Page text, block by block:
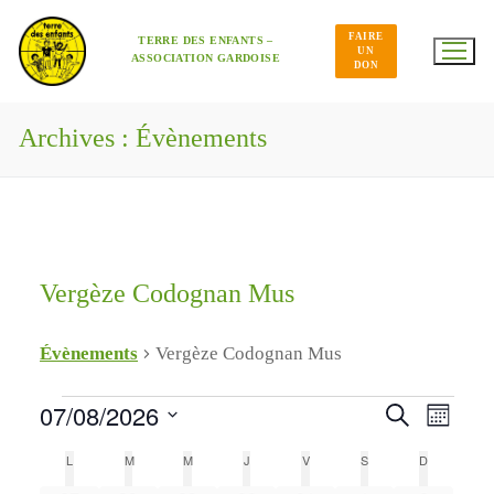
contenu
TERRE DES ENFANTS –
ASSOCIATION GARDOISE
FAIRE
UN
DON
Archives : Évènements
Vergèze Codognan Mus
Évènements Vergèze Codognan Mus
Évènements
Recherche
navigation
Recherche
de
Mois
07/08/2026
une
Calendrier
L MMARDI M MERCREDI
J VVENDREDI
S D